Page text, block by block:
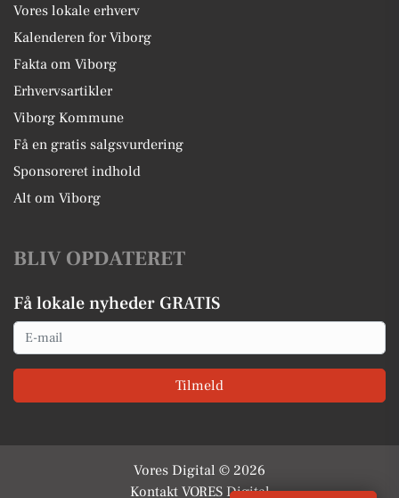
Vores lokale erhverv
Kalenderen for Viborg
Fakta om Viborg
Erhvervsartikler
Viborg Kommune
Få en gratis salgsvurdering
Sponsoreret indhold
Alt om Viborg
BLIV OPDATERET
Få lokale nyheder GRATIS
Email
Tilmeld
Vores Digital © 2026
Kontakt VORES Digital